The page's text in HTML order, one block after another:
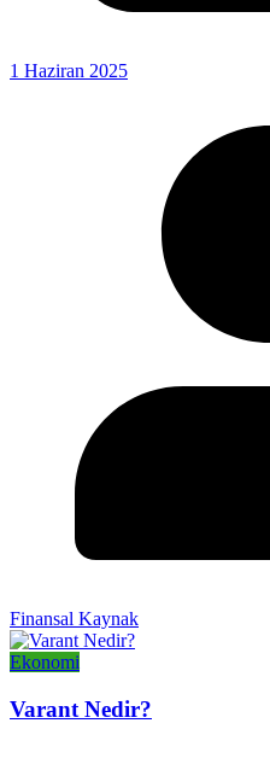
1 Haziran 2025
Finansal Kaynak
Ekonomi
Varant Nedir?